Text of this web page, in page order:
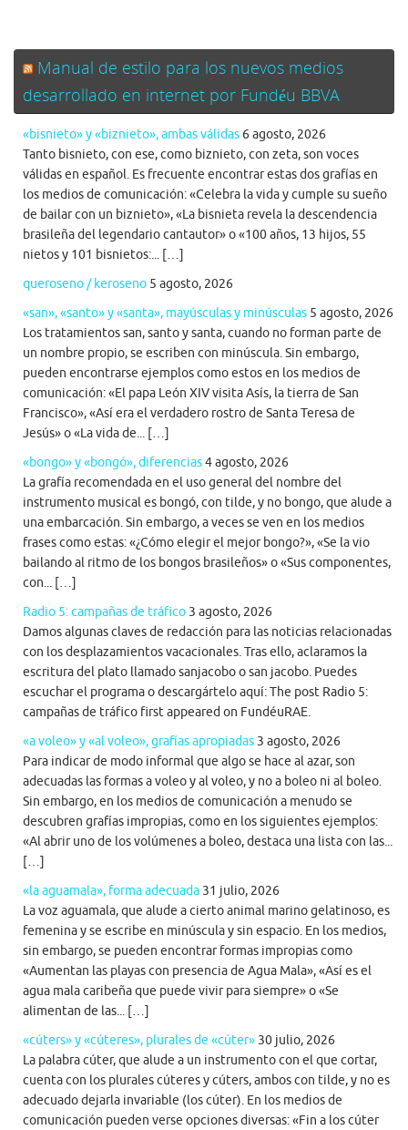
Manual de estilo para los nuevos medios
desarrollado en internet por Fundéu BBVA
«bisnieto» y «biznieto», ambas válidas 6 agosto, 2026
Tanto bisnieto, con ese, como biznieto, con zeta, son voces
válidas en español. Es frecuente encontrar estas dos grafías en
los medios de comunicación: «Celebra la vida y cumple su sueño
de bailar con un biznieto», «La bisnieta revela la descendencia
brasileña del legendario cantautor» o «100 años, 13 hijos, 55
nietos y 101 bisnietos:... […]
queroseno / keroseno 5 agosto, 2026
«san», «santo» y «santa», mayúsculas y minúsculas 5 agosto, 2026
Los tratamientos san, santo y santa, cuando no forman parte de
un nombre propio, se escriben con minúscula. Sin embargo,
pueden encontrarse ejemplos como estos en los medios de
comunicación: «El papa León XIV visita Asís, la tierra de San
Francisco», «Así era el verdadero rostro de Santa Teresa de
Jesús» o «La vida de... […]
«bongo» y «bongó», diferencias4 agosto, 2026
La grafía recomendada en el uso general del nombre del
instrumento musical es bongó, con tilde, y no bongo, que alude a
una embarcación. Sin embargo, a veces se ven en los medios
frases como estas: «¿Cómo elegir el mejor bongo?», «Se la vio
bailando al ritmo de los bongos brasileños» o «Sus componentes,
con... […]
Radio 5: campañas de tráfico 3 agosto, 2026
Damos algunas claves de redacción para las noticias relacionadas
con los desplazamientos vacacionales. Tras ello, aclaramos la
escritura del plato llamado sanjacobo o san jacobo. Puedes
escuchar el programa o descargártelo aquí: The post Radio 5:
campañas de tráfico first appeared on FundéuRAE.
«a voleo» y «al voleo», grafías apropiadas 3 agosto, 2026
Para indicar de modo informal que algo se hace al azar, son
adecuadas las formas a voleo y al voleo, y no a boleo ni al boleo.
Sin embargo, en los medios de comunicación a menudo se
descubren grafías impropias, como en los siguientes ejemplos:
«Al abrir uno de los volúmenes a boleo, destaca una lista con las...
[…]
«la aguamala», forma adecuada 31 julio, 2026
La voz aguamala, que alude a cierto animal marino gelatinoso, es
femenina y se escribe en minúscula y sin espacio. En los medios,
sin embargo, se pueden encontrar formas impropias como
«Aumentan las playas con presencia de Agua Mala», «Así es el
agua mala caribeña que puede vivir para siempre» o «Se
alimentan de las... […]
«cúters» y «cúteres», plurales de «cúter» 30 julio, 2026
La palabra cúter, que alude a un instrumento con el que cortar,
cuenta con los plurales cúteres y cúters, ambos con tilde, y no es
adecuado dejarla invariable (los cúter). En los medios de
comunicación pueden verse opciones diversas: «Fin a los cúter